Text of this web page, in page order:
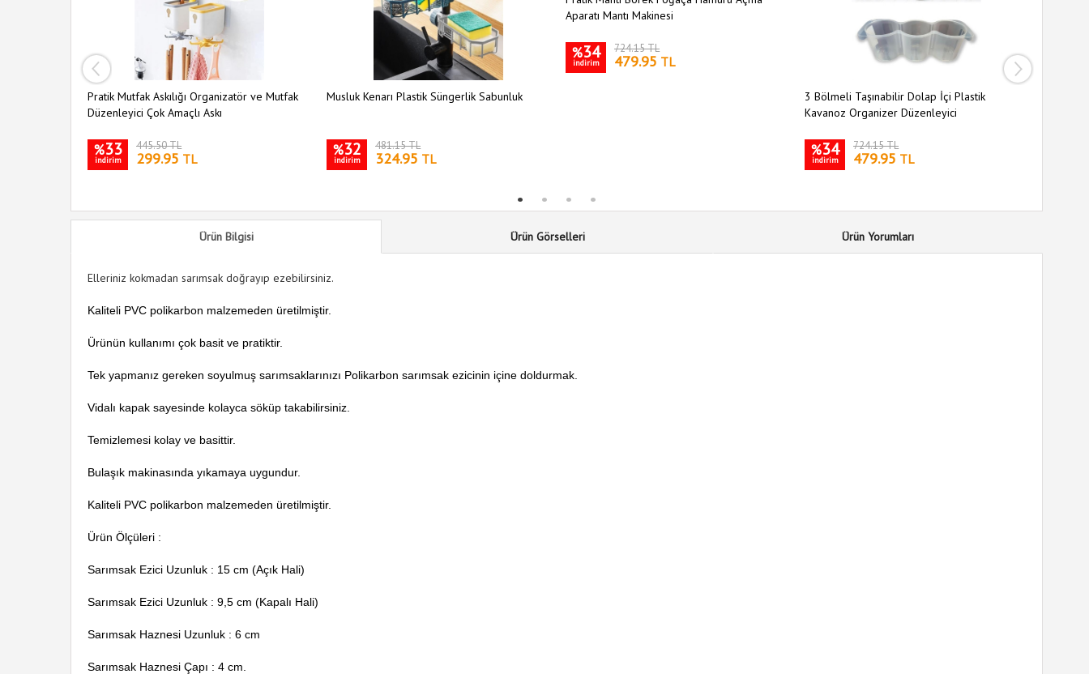
Pratik Mutfak Askılığı Organizatör ve Mutfak
Düzenleyici Çok Amaçlı Askı
%33
indirim
445.50 TL
299.95 TL
Musluk Kenarı Plastik Süngerlik Sabunluk
%32
indirim
481.15 TL
324.95 TL
Aparatı Mantı Makinesi
%34
indirim
724.15 TL
479.95 TL
3 Bölmeli Taşınabilir Dolap İçi Plastik
Kavanoz Organizer Düzenleyici
%34
indirim
724.15 TL
479.95 TL
Ürün Bilgisi Ürün Görselleri Ürün Yorumları
Elleriniz kokmadan sarımsak doğrayıp ezebilirsiniz.
Kaliteli PVC polikarbon malzemeden üretilmiştir.
Ürünün kullanımı çok basit ve pratiktir.
Tek yapmanız gereken soyulmuş sarımsaklarınızı Polikarbon sarımsak ezicinin içine doldurmak.
Vidalı kapak sayesinde kolayca söküp takabilirsiniz.
Temizlemesi kolay ve basittir.
Bulaşık makinasında yıkamaya uygundur.
Kaliteli PVC polikarbon malzemeden üretilmiştir.
Ürün Ölçüleri :
Sarımsak Ezici Uzunluk : 15 cm (Açık Hali)
Sarımsak Ezici Uzunluk : 9,5 cm (Kapalı Hali)
Sarımsak Haznesi Uzunluk : 6 cm
Sarımsak Haznesi Çapı : 4 cm.